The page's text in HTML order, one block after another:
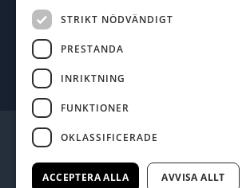
STRIKT NÖDVÄNDIGT
PRESTANDA
INRIKTNING
FUNKTIONER
OKLASSIFICERADE
ACCEPTERA ALLA AVVISA ALLT